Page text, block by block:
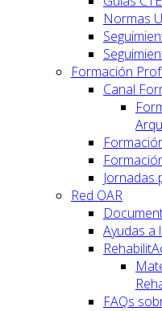
Normas
Formación
Canal
Jornadas
Red OAR
Ayudas a
FAQs